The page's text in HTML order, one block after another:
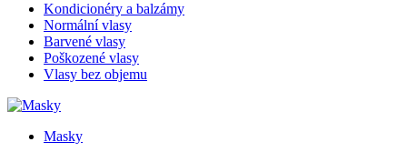
Kondicionéry a balzámy
Normální vlasy
Barvené vlasy
Poškozené vlasy
Vlasy bez objemu
Masky